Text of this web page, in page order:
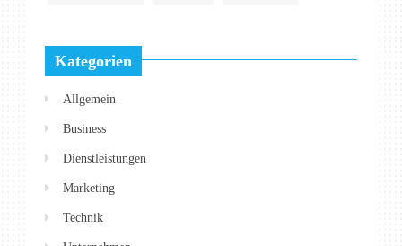
Kategorien
Allgemein
Business
Dienstleistungen
Marketing
Technik